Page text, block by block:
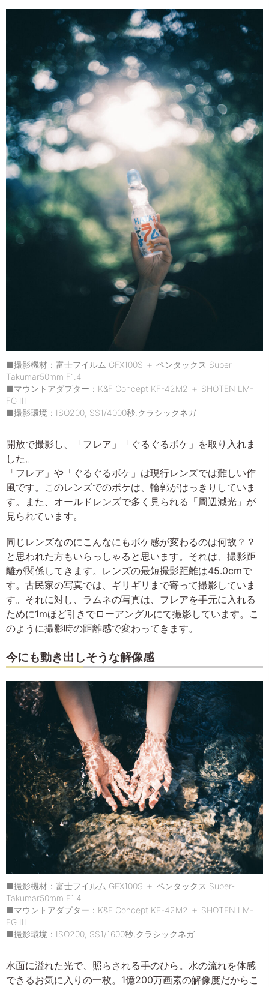
■撮影機材：富士フイルム GFX100S ＋ ペンタックス Super-
Takumar50mm F1.4
■マウントアダプター：K&F Concept KF-42M2 ＋ SHOTEN LM-
FG III
■撮影環境：ISO200, SS1/4000秒,クラシックネガ
開放で撮影し、「フレア」「ぐるぐるボケ」を取り入れま
した。
「フレア」や「ぐるぐるボケ」は現行レンズでは難しい作
風です。このレンズでのボケは、輪郭がはっきりしていま
す。また、オールドレンズで多く見られる「周辺減光」が
見られています。
同じレンズなのにこんなにもボケ感が変わるのは何故？？
と思われた方もいらっしゃると思います。それは、撮影距
離が関係してきます。レンズの最短撮影距離は45.0cmで
す。古民家の写真では、ギリギリまで寄って撮影していま
す。それに対し、ラムネの写真は、フレアを手元に入れる
ために1mほど引きでローアングルにて撮影しています。こ
のように撮影時の距離感で変わってきます。
今にも動き出しそうな解像感
■撮影機材：富士フイルム GFX100S ＋ ペンタックス Super-
Takumar50mm F1.4
■マウントアダプター：K&F Concept KF-42M2 ＋ SHOTEN LM-
FG III
■撮影環境：ISO200, SS1/1600秒,クラシックネガ
水面に溢れた光で、照らされる手のひら。水の流れを体感
できるお気に入りの一枚。1億200万画素の解像度だからこ